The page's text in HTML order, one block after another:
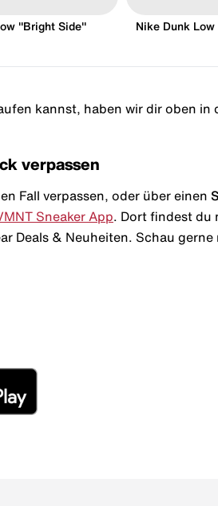
"Bright Side" Nike Dunk
kannst, haben wir dir oben in
verpassen
Fall verpassen, oder über einen
Sneaker App . Dort findest du
Deals & Neuheiten. Schau gerne